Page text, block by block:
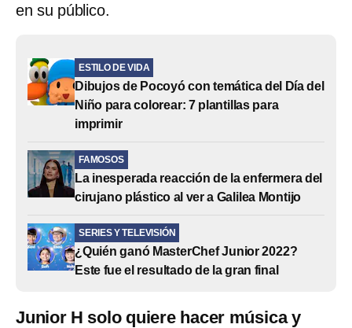
en su público.
ESTILO DE VIDA
Dibujos de Pocoyó con temática del Día del
Niño para colorear: 7 plantillas para
imprimir
FAMOSOS
La inesperada reacción de la enfermera del
cirujano plástico al ver a Galilea Montijo
SERIES Y TELEVISIÓN
¿Quién ganó MasterChef Junior 2022?
Este fue el resultado de la gran final
Junior H solo quiere hacer música y